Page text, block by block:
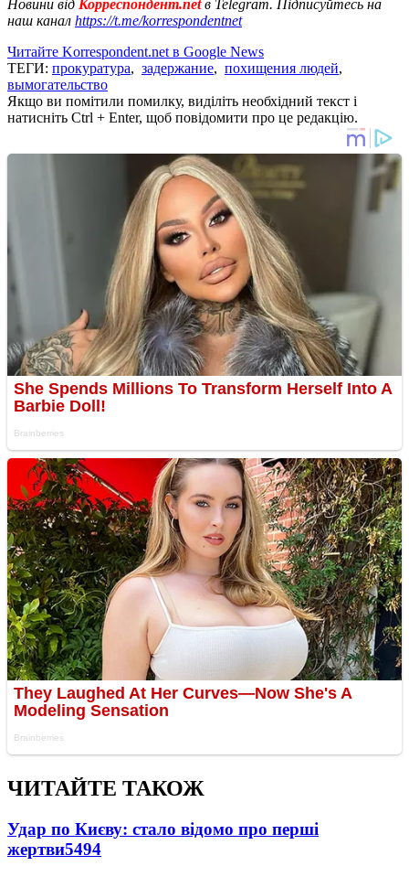
Новини від Корреспондент.netв Telegram. Підписуйтесь на
наш канал https://t.me/korrespondentnet
Читайте Korrespondent.net в Google News
ТЕГИ: прокуратура, задержание, похищения людей,
вымогательство
Якщо ви помітили помилку, виділіть необхідний текст і
натисніть Ctrl + Enter, щоб повідомити про це редакцію.
ЧИТАЙТЕ ТАКОЖ
Удар по Києву: стало відомо про перші
жертви5494